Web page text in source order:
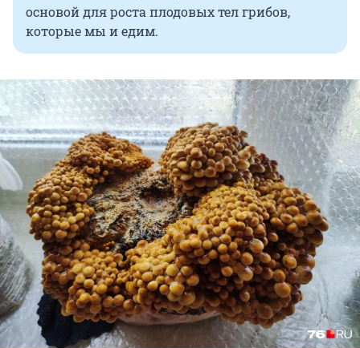
основой для роста плодовых тел грибов,
которые мы и едим.